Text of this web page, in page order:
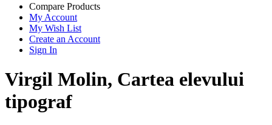
Compare Products
My Account
My Wish List
Create an Account
Sign In
Virgil Molin, Cartea elevului
tipograf